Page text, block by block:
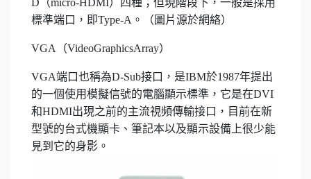
標準端口，即Type-A。（圖片源於網絡）
VGA（VideoGraphicsArray）
VGA端口也稱為D-Sub接口，是IBM於1987年提出
的一個使用模擬信號的電腦顯示標準，它是在DVI
和HDMI出現之前的主流視頻傳輸接口，目前在新
型號的台式機顯卡、筆記本以及顯示設備上很少能
見到它的身影。